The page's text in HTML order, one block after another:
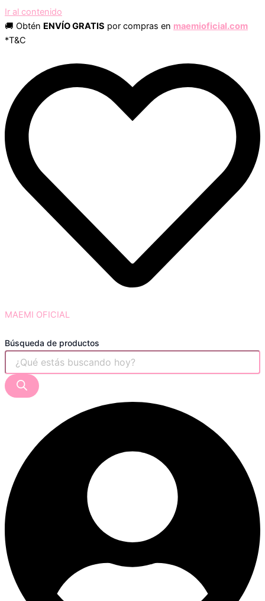
Ir al contenido
🚚 Obtén ENVÍO GRATIS por compras en maemioficial.com
*T&C
MAEMI OFICIAL
Búsqueda de productos